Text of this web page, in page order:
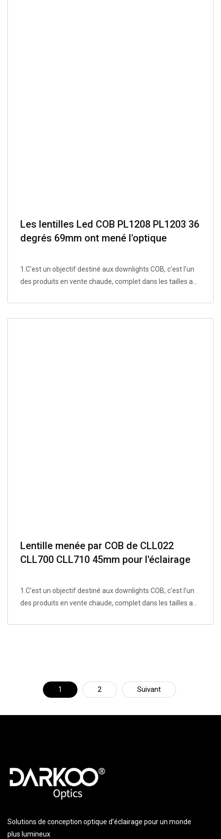
Les lentilles Led COB PL1208 PL1203 36
degrés 69mm ont mené l'optique
1.C'est un objectif destiné aux downlights COB, c'est l'un
des produits en vente chaude, complet dans les tailles a...
Lentille menée par COB de CLL022
CLL700 CLL710 45mm pour l'éclairage
1.C'est un objectif destiné aux downlights COB, c'est l'un
des produits en vente chaude, complet dans les tailles a...
1 2 Suivant
Solutions de conception optique d’éclairage pour un monde
plus lumineux